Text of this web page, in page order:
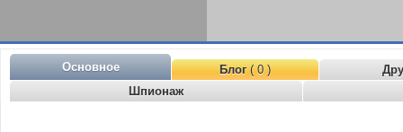
Основное Блог( 0 )
Шпионаж